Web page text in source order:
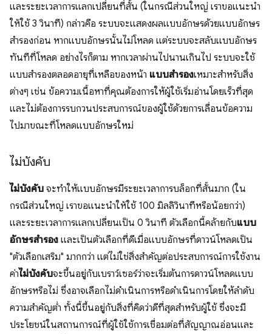
และระยะเวลาการแลกเปลี่ยนที่สั้น (ในกรณีส่วนใหญ่ เราขอแนะนำ
ให้ใช้ 3 วินาที) กล่าวคือ ระบบจะแสดงผลแบบอักษรด้วยแบบอักษร
สำรองก่อน หากแบบอักษรนั้นไม่โหลด แต่ระบบจะสลับแบบอักษร
ทันทีที่โหลด อย่างไรก็ตาม หากเวลาผ่านไปนานเกินไป ระบบจะใช้
แบบสำรองตลอดอายุที่เหลือของหน้า แบบสำรองเหมาะสําหรับสิ่ง
ต่างๆ เช่น ข้อความเนื้อหาที่คุณต้องการให้ผู้ใช้เริ่มอ่านโดยเร็วที่สุด
และไม่ต้องการรบกวนประสบการณ์ของผู้ใช้ด้วยการเลื่อนข้อความ
ไปมาขณะที่โหลดแบบอักษรใหม่
ไม่บังคับ
ไม่บังคับ จะทำให้แบบอักษรมีระยะเวลาการบล็อกที่สั้นมาก (ใน
กรณีส่วนใหญ่ เราขอแนะนำให้ใช้ 100 มิลลิวินาทีหรือน้อยกว่า)
และระยะเวลาการแลกเปลี่ยนเป็น 0 วินาที ตัวเลือกนี้คล้ายกับแบบ
อักษรสำรอง และเป็นตัวเลือกที่ดีเมื่อแบบอักษรที่ดาวน์โหลดเป็น
"ตัวเลือกเสริม" มากกว่า แต่ไม่ใช่สิ่งสําคัญต่อประสบการณ์การใช้งาน
ค่าไม่บังคับจะขึ้นอยู่กับเบราว์เซอร์ว่าจะเริ่มต้นการดาวน์โหลดแบบ
อักษรหรือไม่ ซึ่งอาจเลือกไม่ดำเนินการหรือดำเนินการโดยให้ลําดับ
ความสําคัญต่ำ ทั้งนี้ขึ้นอยู่กับสิ่งที่คิดว่าดีที่สุดสําหรับผู้ใช้ ซึ่งจะมี
ประโยชน์ในสถานการณ์ที่ผู้ใช้ใช้การเชื่อมต่อที่สัญญาณอ่อนและ